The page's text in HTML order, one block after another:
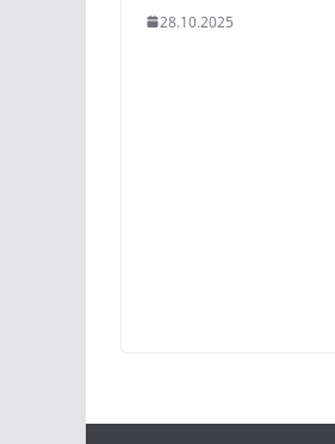
28.10.2025